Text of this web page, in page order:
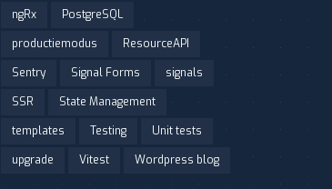
ngRx
PostgreSQL
productiemodus
ResourceAPI
Sentry
Signal Forms
signals
SSR
State Management
templates
Testing
Unit tests
upgrade
Vitest Wordpress blog